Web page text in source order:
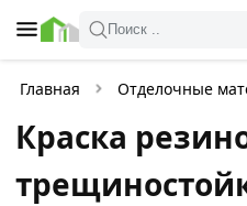
Поиск ..
Главная Отделочные
Краска